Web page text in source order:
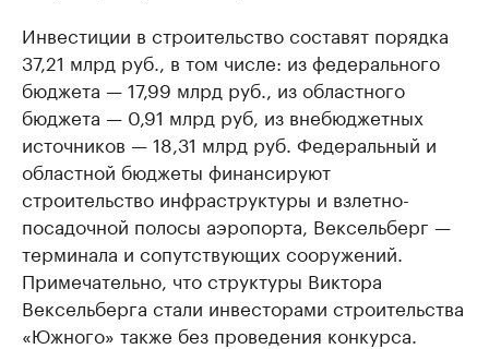
Инвестиции в строительство составят порядка
37,21 млрд руб., в том числе: из федерального
бюджета — 17,99 млрд руб., из областного
бюджета — 0,91 млрд руб, из внебюджетных
источников — 18,31 млрд руб. Федеральный и
областной бюджеты финансируют
строительство инфраструктуры и взлетно-
посадочной полосы аэропорта, Вексельберг —
терминала и сопутствующих сооружений.
Примечательно, что структуры Виктора
Вексельберга стали инвесторами строительства
«Южного» также без проведения конкурса.